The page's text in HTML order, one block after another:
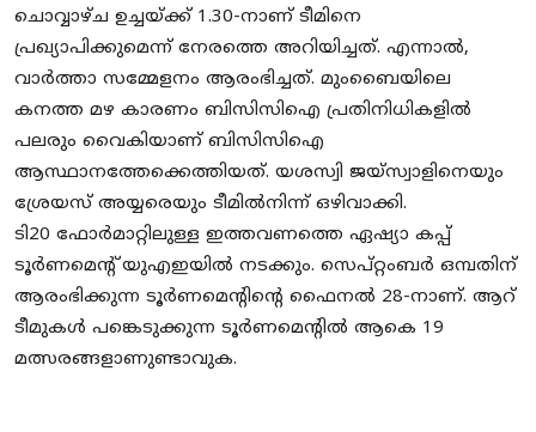
ചൊവ്വാഴ്ച ഉച്ചയ്ക്ക് 1.30-നാണ് ടീമിനെ
പ്രഖ്യാപിക്കുമെന്ന് നേരത്തെ അറിയിച്ചത്. എന്നാൽ,
വാർത്താ സമ്മേളനം ആരംഭിച്ചത്. മുംബൈയിലെ
കനത്ത മഴ കാരണം ബിസിസിഐ പ്രതിനിധികളിൽ
പലരും വൈകിയാണ് ബിസിസിഐ
ആസ്ഥാനത്തേക്കെത്തിയത്. യശസ്വി ജയ്സ്വാളിനെയും
ശ്രേയസ് അയ്യരെയും ടീമിൽനിന്ന് ഒഴിവാക്കി.
ടി20 ഫോര്‍മാറ്റിലുള്ള ഇത്തവണത്തെ ഏഷ്യാ കപ്പ്
ടൂര്‍ണമെന്റ് യുഎഇയിൽ നടക്കും. സെപ്റ്റംബര്‍ ഒമ്പതിന്
ആരംഭിക്കുന്ന ടൂര്‍ണമെന്റിന്റെ ഫൈനല്‍ 28-നാണ്. ആറ്
ടീമുകള്‍ പങ്കെടുക്കുന്ന ടൂര്‍ണമെന്റില്‍ ആകെ 19
മത്സരങ്ങളാണുണ്ടാവുക.